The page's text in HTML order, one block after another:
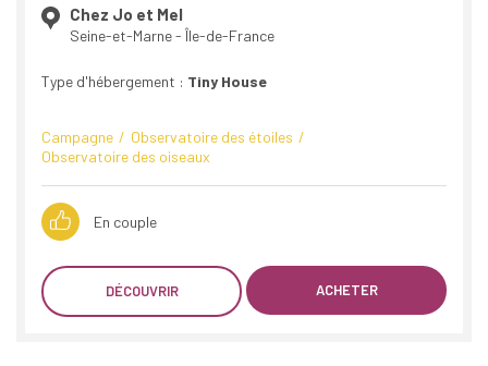
Chez Jo et Mel
Seine-et-Marne - Île-de-France
Type d'hébergement : Tiny House
Campagne
Observatoire des étoiles
Observatoire des oiseaux
En couple
DÉCOUVRIR ACHETER